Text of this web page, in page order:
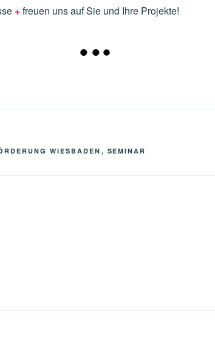
+freuen uns auf Sie und Ihre Projekte!
WIESBADEN, SEMINAR